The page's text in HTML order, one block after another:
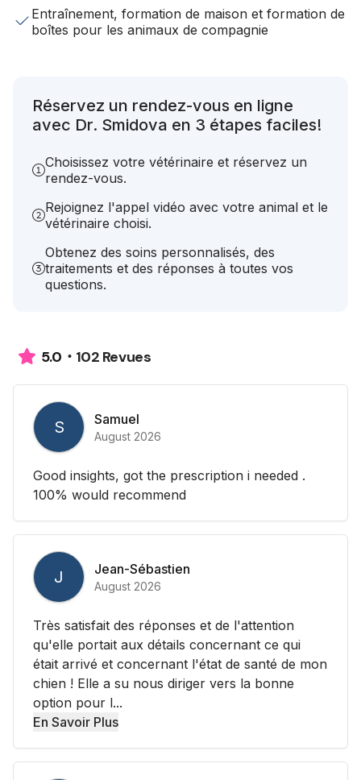
Entraînement, formation de maison et formation de
boîtes pour les animaux de compagnie
Réservez un rendez-vous en ligne
avec Dr. Smidova en 3 étapes faciles!
Choisissez votre vétérinaire et réservez un
rendez-vous.
Rejoignez l'appel vidéo avec votre animal et le
vétérinaire choisi.
Obtenez des soins personnalisés, des
traitements et des réponses à toutes vos
questions.
5.0 102 Revues
S Samuel
August 2026
Good insights, got the prescription i needed .
100% would recommend
J Jean-Sébastien
August 2026
Très satisfait des réponses et de l'attention
qu'elle portait aux détails concernant ce qui
était arrivé et concernant l'état de santé de mon
chien ! Elle a su nous diriger vers la bonne
option pour l...
En Savoir Plus